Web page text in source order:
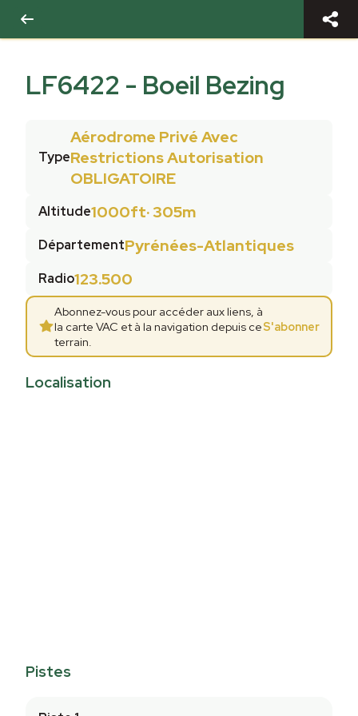
LF6422 - Boeil Bezing
Type
Aérodrome Privé Avec
Restrictions Autorisation
OBLIGATOIRE
Altitude1000ft·305m
DépartementPyrénées-Atlantiques
Radio123.500
Abonnez-vous pour accéder aux liens, à
la carte VAC et à la navigation depuis ce
terrain.
S'abonner
Localisation
Pistes